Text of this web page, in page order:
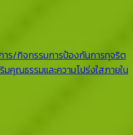
าร/กิจกรรมการป้องกันการทุจริต
มคุณธรรมและความโปร่งใสภายใน